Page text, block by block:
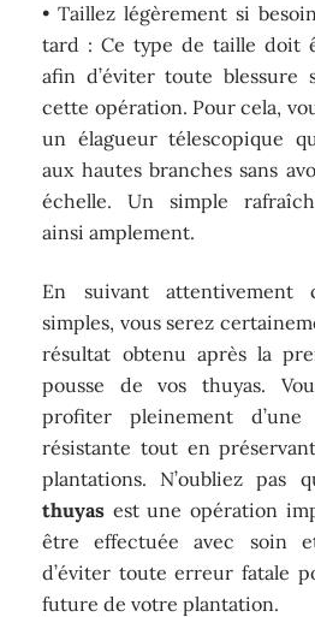
• Taillez légèrement si
tard : Ce type de taille doit
afin d’éviter toute blessure
cette opération. Pour cela,
un élagueur télescopique
aux hautes branches sans
échelle. Un simple
ainsi amplement.
En suivant attentivement
simples, vous serez
résultat obtenu après la
pousse de vos thuyas.
profiter pleinement
résistante tout en
plantations. N’oubliez pas
thuyas est une opération
être effectuée avec soin
d’éviter toute erreur fatale
future de votre plantation.